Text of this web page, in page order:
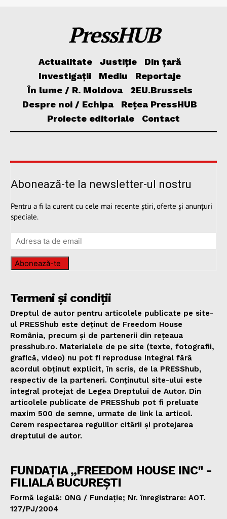
PressHUB
Actualitate Justiție
Din țară
Investigații
Mediu
Reportaje
În lume / R. Moldova
2EU.Brussels
Despre noi / Echipa
Rețea PressHUB
Proiecte editoriale
Contact
Abonează-te la newsletter-ul nostru
Pentru a fi la curent cu cele mai recente știri, oferte și anunțuri
speciale.
Abonează-te
Termeni și condiții
Dreptul de autor pentru articolele publicate pe site-
ul PRESShub este deținut de Freedom House
România, precum și de partenerii din rețeaua
presshub.ro. Materialele de pe site (texte, fotografii,
grafică, video) nu pot fi reproduse integral fără
acordul obținut explicit, în scris, de la PRESShub,
respectiv de la parteneri. Conținutul site-ului este
integral protejat de Legea Dreptului de Autor. Din
articolele publicate de PRESShub pot fi preluate
maxim 500 de semne, urmate de link la articol.
Cerem respectarea regulilor citării și protejarea
dreptului de autor.
FUNDAȚIA „FREEDOM HOUSE INC" -
FILIALA BUCUREȘTI
Formă legală: ONG / Fundație; Nr. înregistrare: AOT.
127/PJ/2004